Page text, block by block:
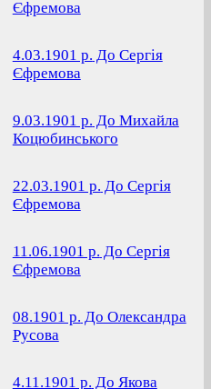
Єфремова
4.03.1901 р. До Сергія
Єфремова
9.03.1901 р. До Михайла
Коцюбинського
22.03.1901 р. До Сергія
Єфремова
11.06.1901 р. До Сергія
Єфремова
08.1901 р. До Олександра
Русова
4.11.1901 р. До Якова